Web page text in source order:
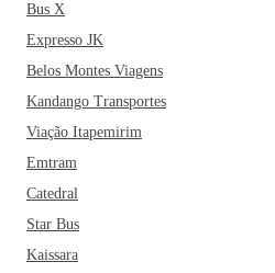
Bus X
Expresso JK
Belos Montes Viagens
Kandango Transportes
Viação Itapemirim
Emtram
Catedral
Star Bus
Kaissara